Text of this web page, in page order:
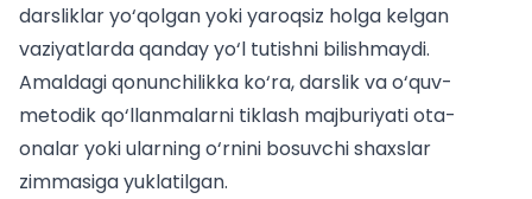
darsliklar yo‘qolgan yoki yaroqsiz holga kelgan
vaziyatlarda qanday yo‘l tutishni bilishmaydi.
Amaldagi qonunchilikka ko‘ra, darslik va o‘quv-
metodik qo‘llanmalarni tiklash majburiyati ota-
onalar yoki ularning o‘rnini bosuvchi shaxslar
zimmasiga yuklatilgan.